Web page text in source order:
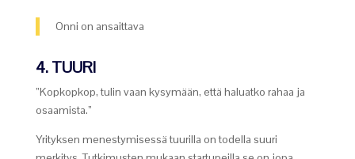
Onni on ansaittava
4. TUURI
”Kopkopkop, tulin vaan kysymään, että haluatko rahaa ja
osaamista.”
Yrityksen menestymisessä tuurilla on todella suuri